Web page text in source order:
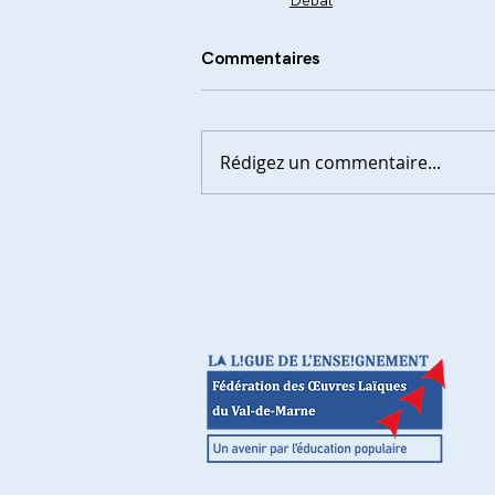
Commentaires
Rédigez un commentaire...